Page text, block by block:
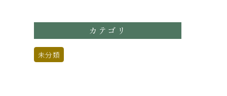
カテゴリ
未分類